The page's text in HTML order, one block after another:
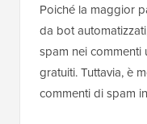
Poiché la maggior
da bot
spam nei commenti
gratuiti. Tuttavia, è
commenti di spam